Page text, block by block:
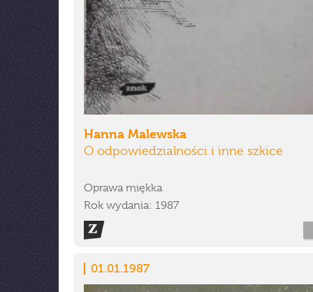
Hanna Malewska
O odpowiedzialności i inne szkice
Oprawa miękka
Rok wydania: 1987
01.01.1987